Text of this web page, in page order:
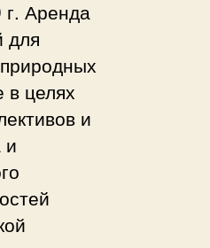
г. Аренда
для
в целях
и
и